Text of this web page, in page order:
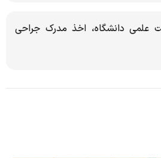
علمی دانشگاه، اخذ مدرک جراحی